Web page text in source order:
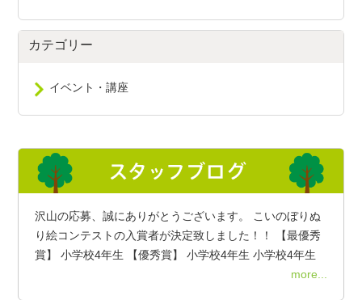
カテゴリー
イベント・講座
沢山の応募、誠にありがとうございます。 こいのぼりぬ
り絵コンテストの入賞者が決定致しました！！ 【最優秀
賞】 小学校4年生 【優秀賞】 小学校4年生 小学校4年生
more...